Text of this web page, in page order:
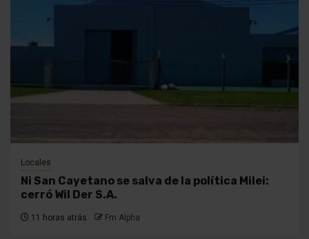
Locales
Ni San Cayetano se salva de la política Milei:
cerró Wil Der S.A.
11 horas atrás Fm Alpha